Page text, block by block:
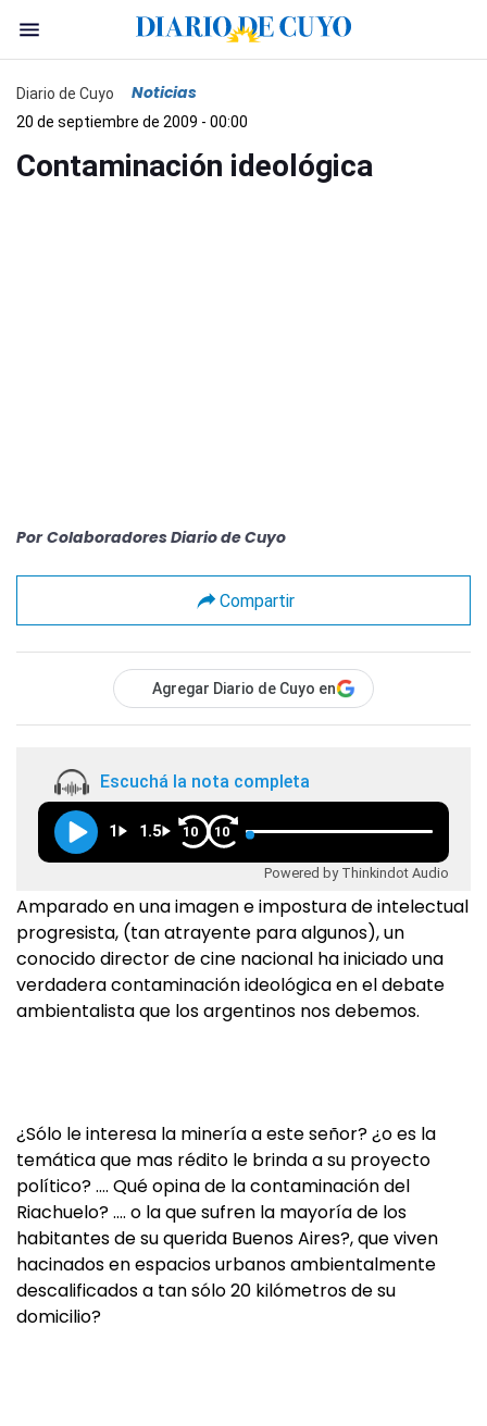
Diario de Cuyo Noticias
20 de septiembre de 2009 - 00:00
Contaminación ideológica
Por Colaboradores Diario de Cuyo
Compartir
Agregar Diario de Cuyo en
Escuchá la nota completa
1 1.5 10 10
Powered by Thinkindot Audio
Amparado en una imagen e impostura de intelectual
progresista, (tan atrayente para algunos), un
conocido director de cine nacional ha iniciado una
verdadera contaminación ideológica en el debate
ambientalista que los argentinos nos debemos.
¿Sólo le interesa la minería a este señor? ¿o es la
temática que mas rédito le brinda a su proyecto
político? …. Qué opina de la contaminación del
Riachuelo? …. o la que sufren la mayoría de los
habitantes de su querida Buenos Aires?, que viven
hacinados en espacios urbanos ambientalmente
descalificados a tan sólo 20 kilómetros de su
domicilio?